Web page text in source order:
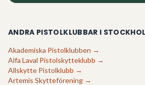
ANDRA PISTOLKLUBBAR I
Akademiska Pistolklubben →
Alfa Laval Pistolskytteklubb →
Allskytte Pistolklubb →
Artemis Skytteförening →